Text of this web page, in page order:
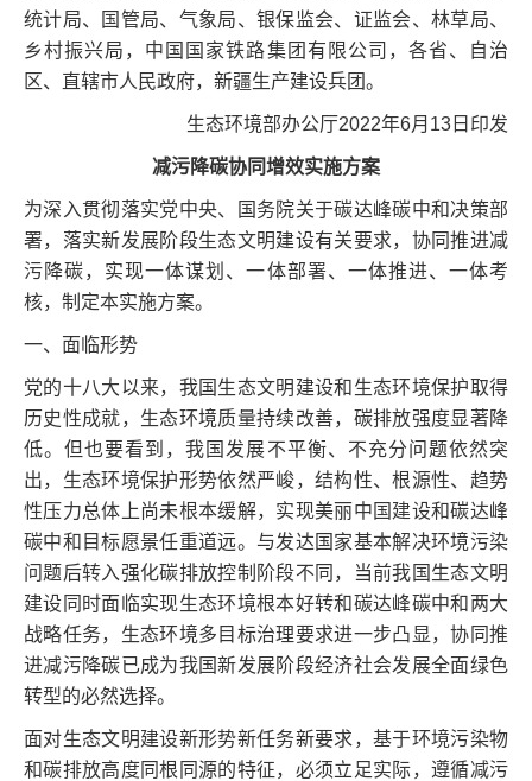
统计局、国管局、气象局、银保监会、证监会、林草局、
乡村振兴局，中国国家铁路集团有限公司，各省、自治
区、直辖市人民政府，新疆生产建设兵团。
生态环境部办公厅2022年6月13日印发
减污降碳协同增效实施方案
为深入贯彻落实党中央、国务院关于碳达峰碳中和决策部
署，落实新发展阶段生态文明建设有关要求，协同推进减
污降碳，实现一体谋划、一体部署、一体推进、一体考
核，制定本实施方案。
一、面临形势
党的十八大以来，我国生态文明建设和生态环境保护取得
历史性成就，生态环境质量持续改善，碳排放强度显著降
低。但也要看到，我国发展不平衡、不充分问题依然突
出，生态环境保护形势依然严峻，结构性、根源性、趋势
性压力总体上尚未根本缓解，实现美丽中国建设和碳达峰
碳中和目标愿景任重道远。与发达国家基本解决环境污染
问题后转入强化碳排放控制阶段不同，当前我国生态文明
建设同时面临实现生态环境根本好转和碳达峰碳中和两大
战略任务，生态环境多目标治理要求进一步凸显，协同推
进减污降碳已成为我国新发展阶段经济社会发展全面绿色
转型的必然选择。
面对生态文明建设新形势新任务新要求，基于环境污染物
和碳排放高度同根同源的特征，必须立足实际，遵循减污